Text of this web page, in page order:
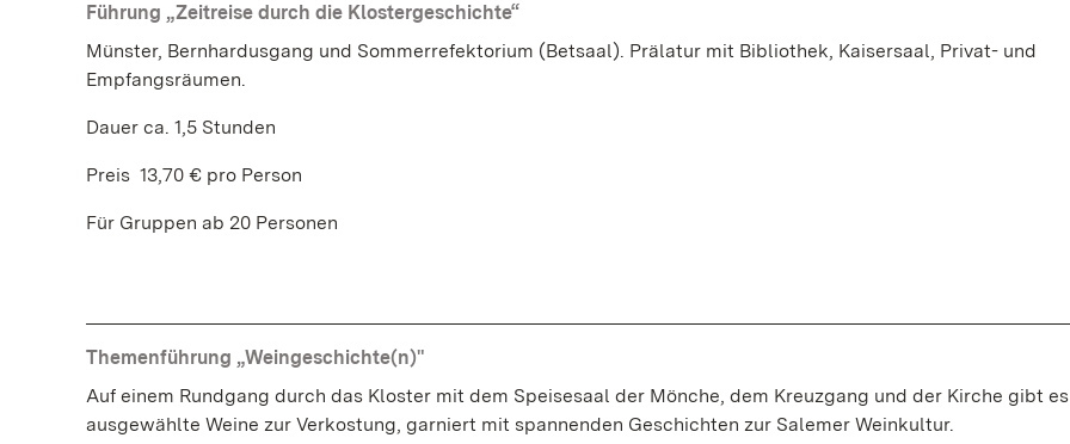
Führung „Zeitreise durch die Klostergeschichte“
Münster, Bernhardusgang und Sommerrefektorium (Betsaal). Prälatur mit Bibliothek, Kaisersaal, Privat- und
Empfangsräumen.
Dauer ca. 1,5 Stunden
Preis 13,70 € pro Person
Für Gruppen ab 20 Personen
Themenführung „Weingeschichte(n)"
Auf einem Rundgang durch das Kloster mit dem Speisesaal der Mönche, dem Kreuzgang und der Kirche gibt
ausgewählte Weine zur Verkostung, garniert mit spannenden Geschichten zur Salemer Weinkultur.